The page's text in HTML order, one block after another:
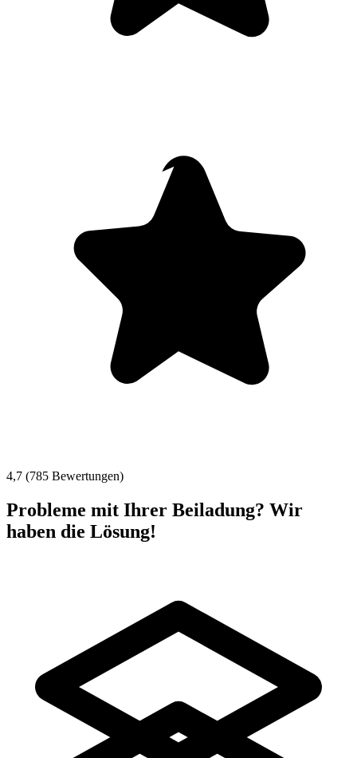
4,7 (785 Bewertungen)
Probleme mit Ihrer Beiladung? Wir
haben die Lösung!